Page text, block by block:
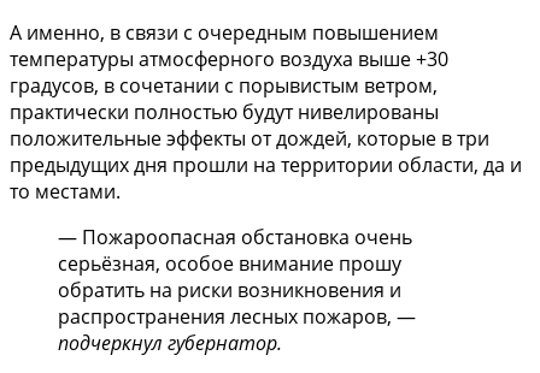
А именно, в связи с очередным повышением
температуры атмосферного воздуха выше +30
градусов, в сочетании с порывистым ветром,
практически полностью будут нивелированы
положительные эффекты от дождей, которые в три
предыдущих дня прошли на территории области, да и
то местами.
— Пожароопасная обстановка очень
серьёзная, особое внимание прошу
обратить на риски возникновения и
распространения лесных пожаров, —
подчеркнул губернатор.